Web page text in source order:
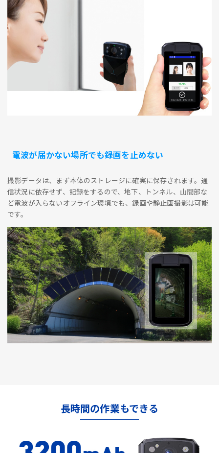
電波が届かない場所でも録画を止めない
撮影データは、まず本体のストレージに確実に保存されます。通
信状況に依存せず、記録をするので、地下、トンネル、山間部な
ど電波が入らないオフライン環境でも、録画や静止画撮影は可能
です。
長時間の作業もできる